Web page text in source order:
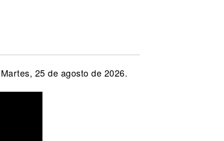
25 de agosto de 2026.